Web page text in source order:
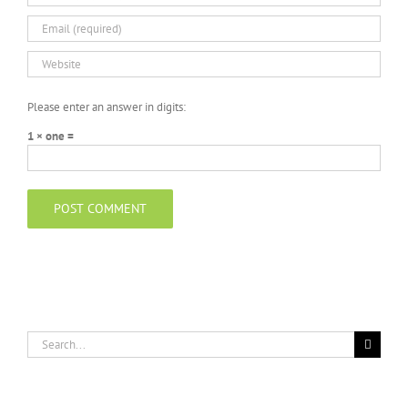
Please enter an answer in digits:
1 × one =
Search
for: